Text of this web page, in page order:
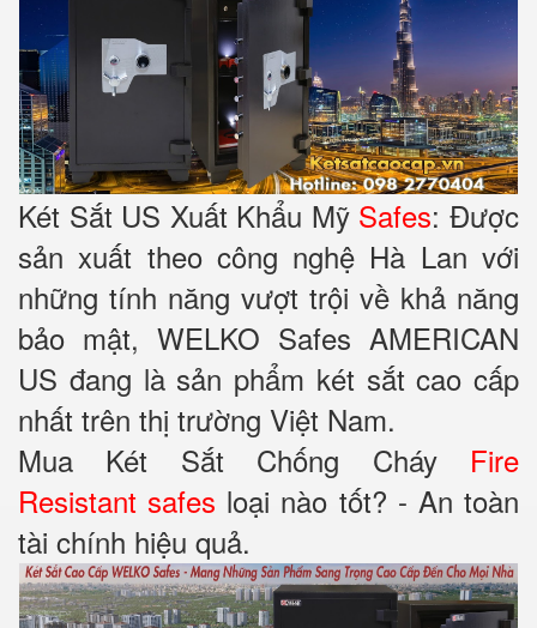
Két Sắt US Xuất Khẩu Mỹ Safes: Được
sản xuất theo công nghệ Hà Lan với
những tính năng vượt trội về khả năng
bảo mật, WELKO Safes AMERICAN
US đang là sản phẩm két sắt cao cấp
nhất trên thị trường Việt Nam.
Mua Két Sắt Chống Cháy Fire
Resistant safes loại nào tốt? - An toàn
tài chính hiệu quả.